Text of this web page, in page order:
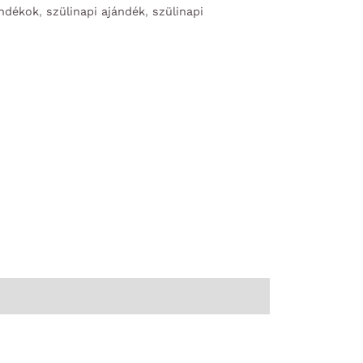
, szülinapi ajándék, szülinapi